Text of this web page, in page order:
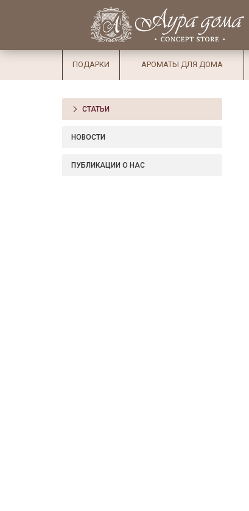
Избранное
×
СалоныДоставка
Оплата
Подарки
Ароматы
для дома
ПОДАРКИ АРОМАТЫ ДЛЯ ДОМА
СТАТЬИ
НОВОСТИ
ПУБЛИКАЦИИ О НАС